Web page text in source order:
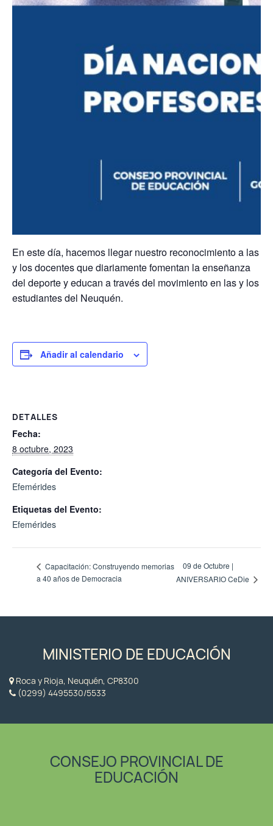
En este día, hacemos llegar nuestro reconocimiento a las
y los docentes que diariamente fomentan la enseñanza
del deporte y educan a través del movimiento en las y los
estudiantes del Neuquén.
Añadir al calendario
DETALLES
Fecha:
8 octubre, 2023
Categoría del Evento:
Efemérides
Etiquetas del Evento:
Efemérides
Capacitación: Construyendo memorias
a 40 años de Democracia
09 de Octubre |
ANIVERSARIO CeDie
MINISTERIO DE EDUCACIÓN
Roca y Rioja, Neuquén, CP8300
(0299) 4495530/5533
CONSEJO PROVINCIAL DE
EDUCACIÓN